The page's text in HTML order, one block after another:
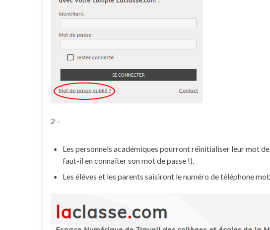
2 –
Les personnels académiques pourront réinitialiser leur mot
faut-il en connaîter son mot de passe !).
Les élèves et les parents saisiront le numéro de téléphone